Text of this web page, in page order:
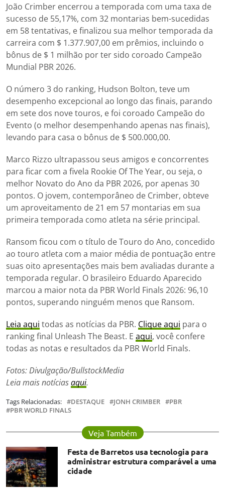
João Crimber encerrou a temporada com uma taxa de
sucesso de 55,17%, com 32 montarias bem-sucedidas
em 58 tentativas, e finalizou sua melhor temporada da
carreira com $ 1.377.907,00 em prêmios, incluindo o
bônus de $ 1 milhão por ter sido coroado Campeão
Mundial PBR 2026.
O número 3 do ranking, Hudson Bolton, teve um
desempenho excepcional ao longo das finais, parando
em sete dos nove touros, e foi coroado Campeão do
Evento (o melhor desempenhando apenas nas finais),
levando para casa o bônus de $ 500.000,00.
Marco Rizzo ultrapassou seus amigos e concorrentes
para ficar com a fivela Rookie Of The Year, ou seja, o
melhor Novato do Ano da PBR 2026, por apenas 30
pontos. O jovem, contemporâneo de Crimber, obteve
um aproveitamento de 21 em 57 montarias em sua
primeira temporada como atleta na série principal.
Ransom ficou com o título de Touro do Ano, concedido
ao touro atleta com a maior média de pontuação entre
suas oito apresentações mais bem avaliadas durante a
temporada regular. O brasileiro Eduardo Aparecido
marcou a maior nota da PBR World Finals 2026: 96,10
pontos, superando ninguém menos que Ransom.
Leia aqui todas as notícias da PBR. Clique aqui para o
ranking final Unleash The Beast. E aqui, você confere
todas as notas e resultados da PBR World Finals.
Fotos: Divulgação/BullstockMedia
Leia mais notíciasaqui.
Tags Relacionadas: DESTAQUE JONH CRIMBER
PBR
PBR WORLD FINALS
Veja Também
Festa de Barretos usa tecnologia para
administrar estrutura comparável a uma
cidade